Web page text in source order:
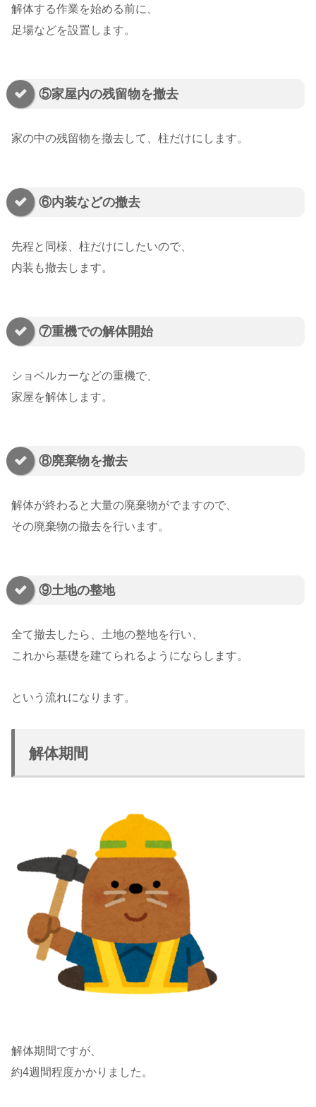
解体する作業を始める前に、
足場などを設置します。
⑤家屋内の残留物を撤去
家の中の残留物を撤去して、柱だけにします。
⑥内装などの撤去
先程と同様、柱だけにしたいので、
内装も撤去します。
⑦重機での解体開始
ショベルカーなどの重機で、
家屋を解体します。
⑧廃棄物を撤去
解体が終わると大量の廃棄物がでますので、
その廃棄物の撤去を行います。
⑨土地の整地
全て撤去したら、土地の整地を行い、
これから基礎を建てられるようにならします。
という流れになります。
解体期間
解体期間ですが、
約4週間程度かかりました。